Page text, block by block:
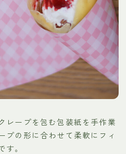
レープを包む包装紙を手作業
プの形に合わせて柔軟にフィ
す。